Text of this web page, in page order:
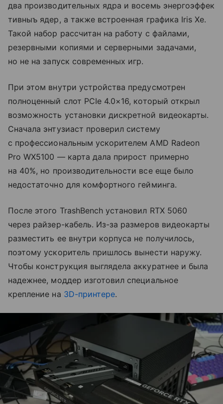
два производительных ядра и восемь энергоэффек
тивныъ ядер, а также встроенная графика Iris Xe.
Такой набор рассчитан на работу с файлами,
резервными копиями и серверными задачами,
но не на запуск современных игр.
При этом внутри устройства предусмотрен
полноценный слот PCIe 4.0×16, который открыл
возможность установки дискретной видеокарты.
Сначала энтузиаст проверил систему
с профессиональным ускорителем AMD Radeon
Pro WX5100 — карта дала прирост примерно
на 40%, но производительности все еще было
недостаточно для комфортного гейминга.
После этого TrashBench установил RTX 5060
через райзер-кабель. Из-за размеров видеокарты
разместить ее внутри корпуса не получилось,
поэтому ускоритель пришлось вынести наружу.
Чтобы конструкция выглядела аккуратнее и была
надежнее, моддер изготовил специальное
крепление на 3D-принтере.